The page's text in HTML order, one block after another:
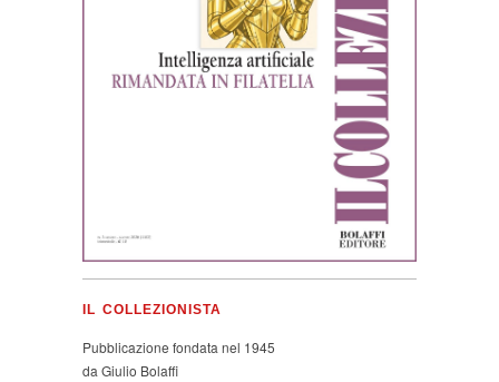
IL COLLEZIONISTA
Pubblicazione fondata nel 1945
da Giulio Bolaffi